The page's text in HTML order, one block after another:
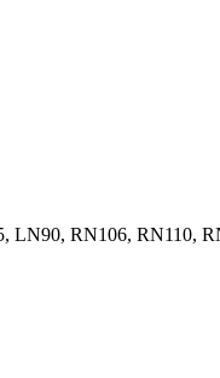
RN106, RN110,